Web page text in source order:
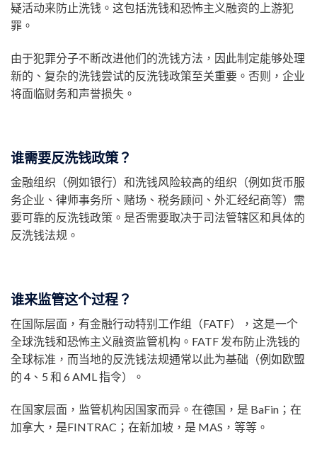
疑活动来防止洗钱。这包括洗钱和恐怖主义融资的上游犯
罪。
由于犯罪分子不断改进他们的洗钱方法，因此制定能够处理
新的、复杂的洗钱尝试的反洗钱政策至关重要。否则，企业
将面临财务和声誉损失。
谁需要反洗钱政策？
金融组织（例如银行）和洗钱风险较高的组织（例如货币服
务企业、律师事务所、赌场、税务顾问、外汇经纪商等）需
要可靠的反洗钱政策。是否需要取决于司法管辖区和具体的
反洗钱法规。
谁来监管这个过程？
在国际层面，有金融行动特别工作组（FATF），这是一个
全球洗钱和恐怖主义融资监管机构。FATF 发布防止洗钱的
全球标准，而当地的反洗钱法规通常以此为基础（例如欧盟
的 4、5 和 6 AML 指令）。
在国家层面，监管机构因国家而异。在德国，是 BaFin；在
加拿大，是FINTRAC；在新加坡，是 MAS，等等。